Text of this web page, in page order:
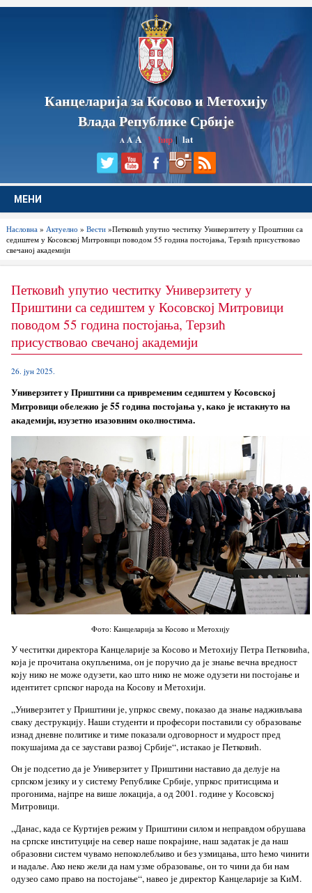
Канцеларија за Косово и Метохију
Влада Републике Србије
A AA ћир|lat
МЕНИ
Насловна» Актуелно » Вести»Петковић упутио честитку Универзитету у Проштини са
седиштем у Косовској Митровици поводом 55 година постојања, Терзић присуствовао
свечаној академији
Петковић упутио честитку Универзитету у
Приштини са седиштем у Косовској Митровици
поводом 55 година постојања, Терзић
присуствовао свечаној академији
26. јун 2025.
Универзитет у Приштини са привременим седиштем у Косовској
Митровици обележио је 55 година постојања у, како је истакнуто на
академији, изузетно изазовним околностима.
Фото: Канцеларија за Косово и Метохију
У честитки директора Канцеларије за Косово и Метохију Петра Петковића,
која је прочитана окупљенима, он је поручио да је знање вечна вредност
коју нико не може одузети, као што нико не може одузети ни постојање и
идентитет српског народа на Косову и Метохији.
„Универзитет у Приштини је, упркос свему, показао да знање надживљава
сваку деструкцију. Наши студенти и професори поставили су образовање
изнад дневне политике и тиме показали одговорност и мудрост пред
покушајима да се заустави развој Србије“, истакао је Петковић.
Он је подсетио да је Универзитет у Приштини наставио да делује на
српском језику и у систему Републике Србије, упркос притисцима и
прогонима, најпре на више локација, а од 2001. године у Косовској
Митровици.
„Данас, када се Куртијев режим у Приштини силом и неправдом обрушава
на српске институције на север наше покрајине, наш задатак је да наш
образовни систем чувамо непоколебљиво и без узмицања, што ћемо чинити
и надаље. Ако неко жели да нам узме образовање, он то чини да би нам
одузео само право на постојање“, навео је директор Канцеларије за КиМ.